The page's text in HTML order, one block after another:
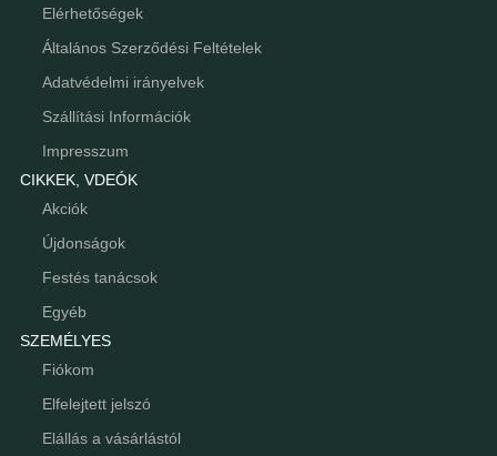
Elérhetőségek
Általános Szerződési Feltételek
Adatvédelmi irányelvek
Szállítási Információk
Impresszum
CIKKEK, VDEÓK
Akciók
Újdonságok
Festés tanácsok
Egyéb
SZEMÉLYES
Fiókom
Elfelejtett jelszó
Elállás a vásárlástól